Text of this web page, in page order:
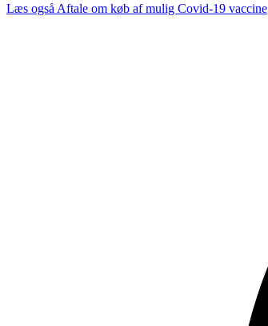
Læs også Aftale om køb af mulig Covid-19 vaccine